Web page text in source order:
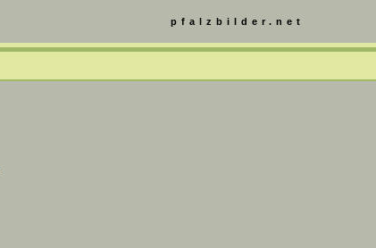
pfalzbilder.net